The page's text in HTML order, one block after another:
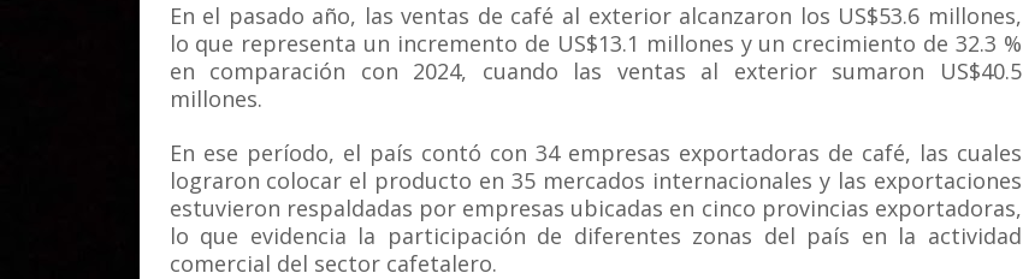
En el pasado año, las ventas de café al exterior alcanzaron los US$53.6 millones,
lo que representa un incremento de US$13.1 millones y un crecimiento de 32.3 %
en comparación con 2024, cuando las ventas al exterior sumaron US$40.5
millones.
En ese período, el país contó con 34 empresas exportadoras de café, las cuales
lograron colocar el producto en 35 mercados internacionales y las exportaciones
estuvieron respaldadas por empresas ubicadas en cinco provincias exportadoras,
lo que evidencia la participación de diferentes zonas del país en la actividad
comercial del sector cafetalero.